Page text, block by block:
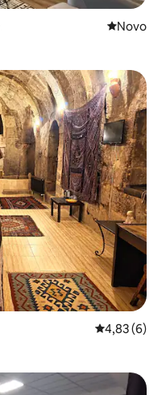
Novo
Novo
4,83 de uma
4,83 (6)